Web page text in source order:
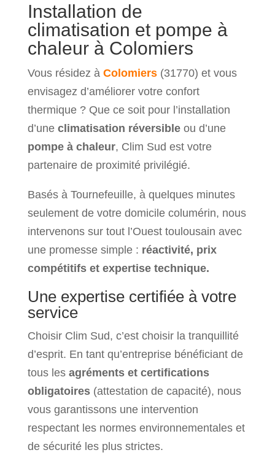
Installation de
climatisation et pompe à
chaleur à Colomiers
Vous résidez à Colomiers(31770) et vous
envisagez d’améliorer votre confort
thermique ? Que ce soit pour l’installation
d’une climatisation réversibleou d’une
pompe à chaleur, Clim Sud est votre
partenaire de proximité privilégié.
Basés à Tournefeuille, à quelques minutes
seulement de votre domicile columérin, nous
intervenons sur tout l’Ouest toulousain avec
une promesse simple : réactivité, prix
compétitifs et expertise technique.
Une expertise certifiée à votre
service
Choisir Clim Sud, c’est choisir la tranquillité
d’esprit. En tant qu’entreprise bénéficiant de
tous les agréments et certifications
obligatoires(attestation de capacité), nous
vous garantissons une intervention
respectant les normes environnementales et
de sécurité les plus strictes.